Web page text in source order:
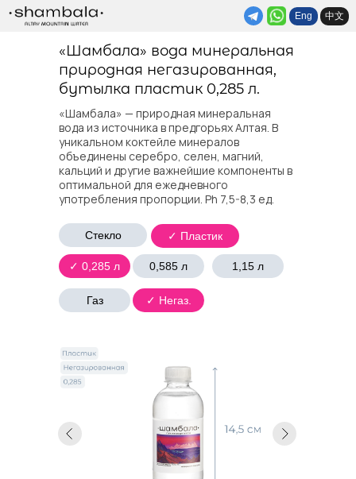
Eng 中文
0,585 л 1,15 л
✓ 0,285 л
✓ Негаз.
Газ
Стекло ✓ Пластик
«Шамбала» — природная минеральная
вода из источника в предгорьях Алтая. В
уникальном коктейле минералов
объединены серебро, селен, магний,
кальций и другие важнейшие компоненты в
оптимальной для ежедневного
употребления пропорции. Ph 7,5-8,3 ед.
«Шамбала» вода минеральная
природная негазированная,
бутылка пластик 0,285 л.